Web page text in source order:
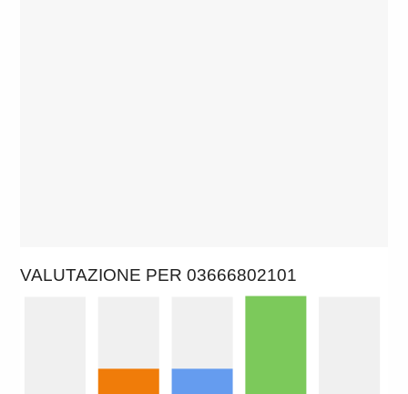
VALUTAZIONE PER 03666802101